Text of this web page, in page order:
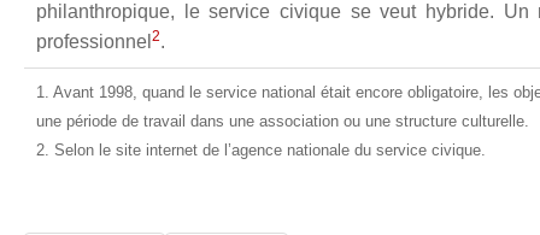
philanthropique, le service civique se veut hybride.
professionnel 2.
1. Avant 1998, quand le service national était encore obligatoire, les
une période de travail dans une association ou une structure culturelle.
2. Selon le site internet de l’agence nationale du service civique.